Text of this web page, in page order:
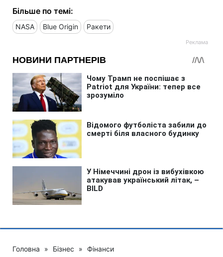
Більше по темі:
NASA Blue Origin Ракети
Головна » Бізнес » Фінанси